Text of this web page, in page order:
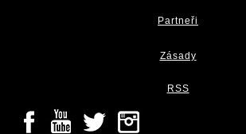
Partneři
Zásady
RSS